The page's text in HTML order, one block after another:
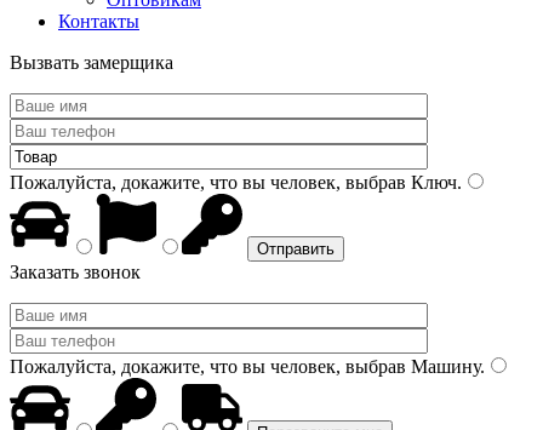
Контакты
Вызвать замерщика
Пожалуйста, докажите, что вы человек, выбрав Ключ.
Заказать звонок
Пожалуйста, докажите, что вы человек, выбрав Машину.